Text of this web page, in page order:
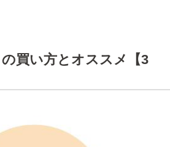
買い方とオススメ【3